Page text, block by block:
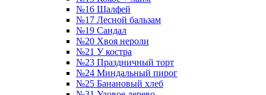
№16 Шалфей
№17 Лесной бальзам
№19 Сандал
№20 Хвоя нероли
№21 У костра
№23 Праздничный торт
№24 Миндальный пирог
№25 Банановый хлеб